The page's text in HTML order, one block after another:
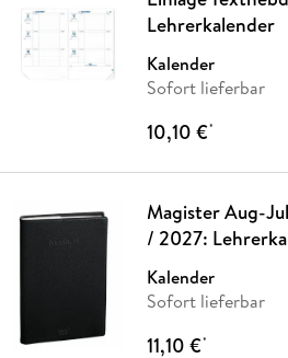
Lehrerkalender
Kalender
Sofort lieferbar
10,10 €*
Magister Aug-
/ 2027:
Kalender
Sofort lieferbar
11,10 €*